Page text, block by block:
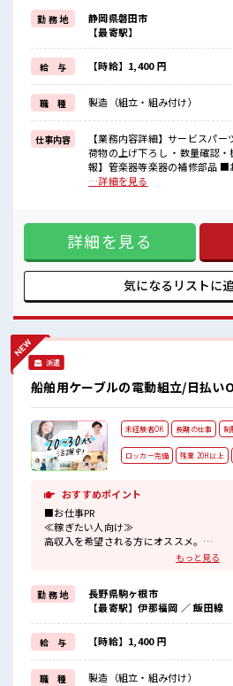
週末は家族や友人と一緒にプライベート満
≪ヘアカラーOKで自由な雰囲気の職場≫
明るすぎたり奇抜でなければ基本的に自由
(規定有)制服があると毎日の服選びに悩
≪未経験OKの仕事≫
新しいことにチャレンジするのは不安だけ
しっかり働く環境が整っています！
イチからスキルUP・ステップUP目指して
■職場の雰囲気
少人数の職場だから一緒に働く仲間との
キバツ過ぎなければ髪色・髪型は自由！
あなたの個性を大事にできます♪
勤 務 地
静岡県磐田市
【最寄駅】
給 与 【時給】1,400 円
職 種 製造（組立・組み付け）
仕事内容
【業務内容詳細】サービスパ
荷物の上げ下ろし ・数量確認
報】管楽器等楽器の補修部品 ■お仕事PR ≪残業で稼げる≫ 高
収入を希望される方にオススメ
ぎたり奇抜でなければ基本的に
毎日の服選びに悩まずOK♪ ≪
にチャレンジするのは不安だけ
ています！ イチからスキルUP
しょう！ ■職場の雰囲気 少人数の職場だから一緒に働く仲間
との距離もグッと近い！ キバ
…詳細を見る
詳細を見る
気になるリストに
派遣
船舶用ケーブルの電動組立/日払い
未経験者OK 長期の仕事 制
ロッカー完備 残業 20H以上
おすすめポイント
■お仕事PR
≪稼ぎたい人向け≫
高収入を希望される方にオススメ。
残業は月20時間以上あります♪
≪未経験OKの仕事≫
新しいことにチャレンジするのは不安だけ
しっかり働く環境が整っています！
イチからスキルUP・ステップUP目指して
≪自分に向いている仕事が探せる≫
困った事などがあれば、
担当がしっかりサポートします！
もっと見る
勤 務 地
長野県駒ヶ根市
【最寄駅】伊那福岡 ／ 飯田線
給 与 【時給】1,400 円
職 種 製造（組立・組み付け）